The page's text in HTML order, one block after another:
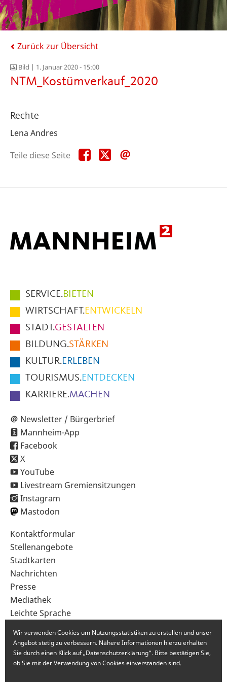
Zurück zur Übersicht
Bild | 1. Januar 2020 - 15:00
NTM_Kostümverkauf_2020
Rechte
Lena Andres
Teile diese Seite
Teile
diese
Teile
diese
Hauptmenüpunkte
im
Fußbereich
der
Seite
SERVICE.BIETEN
WIRTSCHAFT.ENTWICKELN
STADT.GESTALTEN
BILDUNG.STÄRKEN
KULTUR.ERLEBEN
TOURISMUS.ENTDECKEN
KARRIERE.MACHEN
Newsletter / Bürgerbrief
Mannheim-App
Facebook
X
YouTube
Livestream Gremiensitzungen
Instagram
Mastodon
Sekundärnavigation
im
Fußbereich
Kontaktformular
Stellenangebote
Stadtkarten
Nachrichten
Presse
Mediathek
Leichte Sprache
Wir verwenden Cookies um Nutzungsstatistiken zu erstellen und unser
Angebot stetig zu verbessern. Nähere Informationen hierzu erhalten
Sie durch einen Klick auf „Datenschutzerklärung“. Bitte bestätigen Sie,
ob Sie mit der Verwendung von Cookies einverstanden sind.